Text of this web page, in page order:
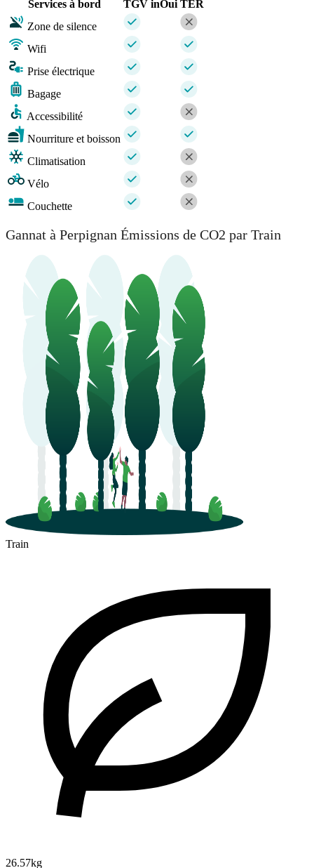
Services à bord
TGV inOui TER
Zone de silence
Wifi
Prise électrique
Bagage
Accessibilité
Nourriture et boisson
Climatisation
Vélo
Couchette
Gannat à Perpignan Émissions de CO2 par Train
Train
26.57kg